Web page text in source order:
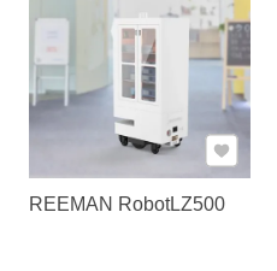
REEMAN RobotLZ500
Přidat k